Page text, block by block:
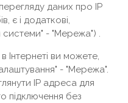
даних про IP
є і додаткові,
- "Мережа") .
Інтернеті ви можете,
- "Мережа".
IP адреса для
підключення без